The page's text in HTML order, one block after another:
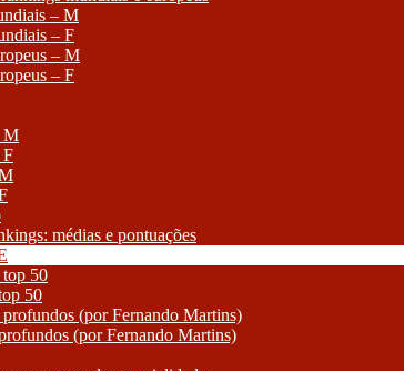
– M
– F
– M
– F
M
F
médias e pontuações
50
50
(por Fernando Martins)
(por Fernando Martins)